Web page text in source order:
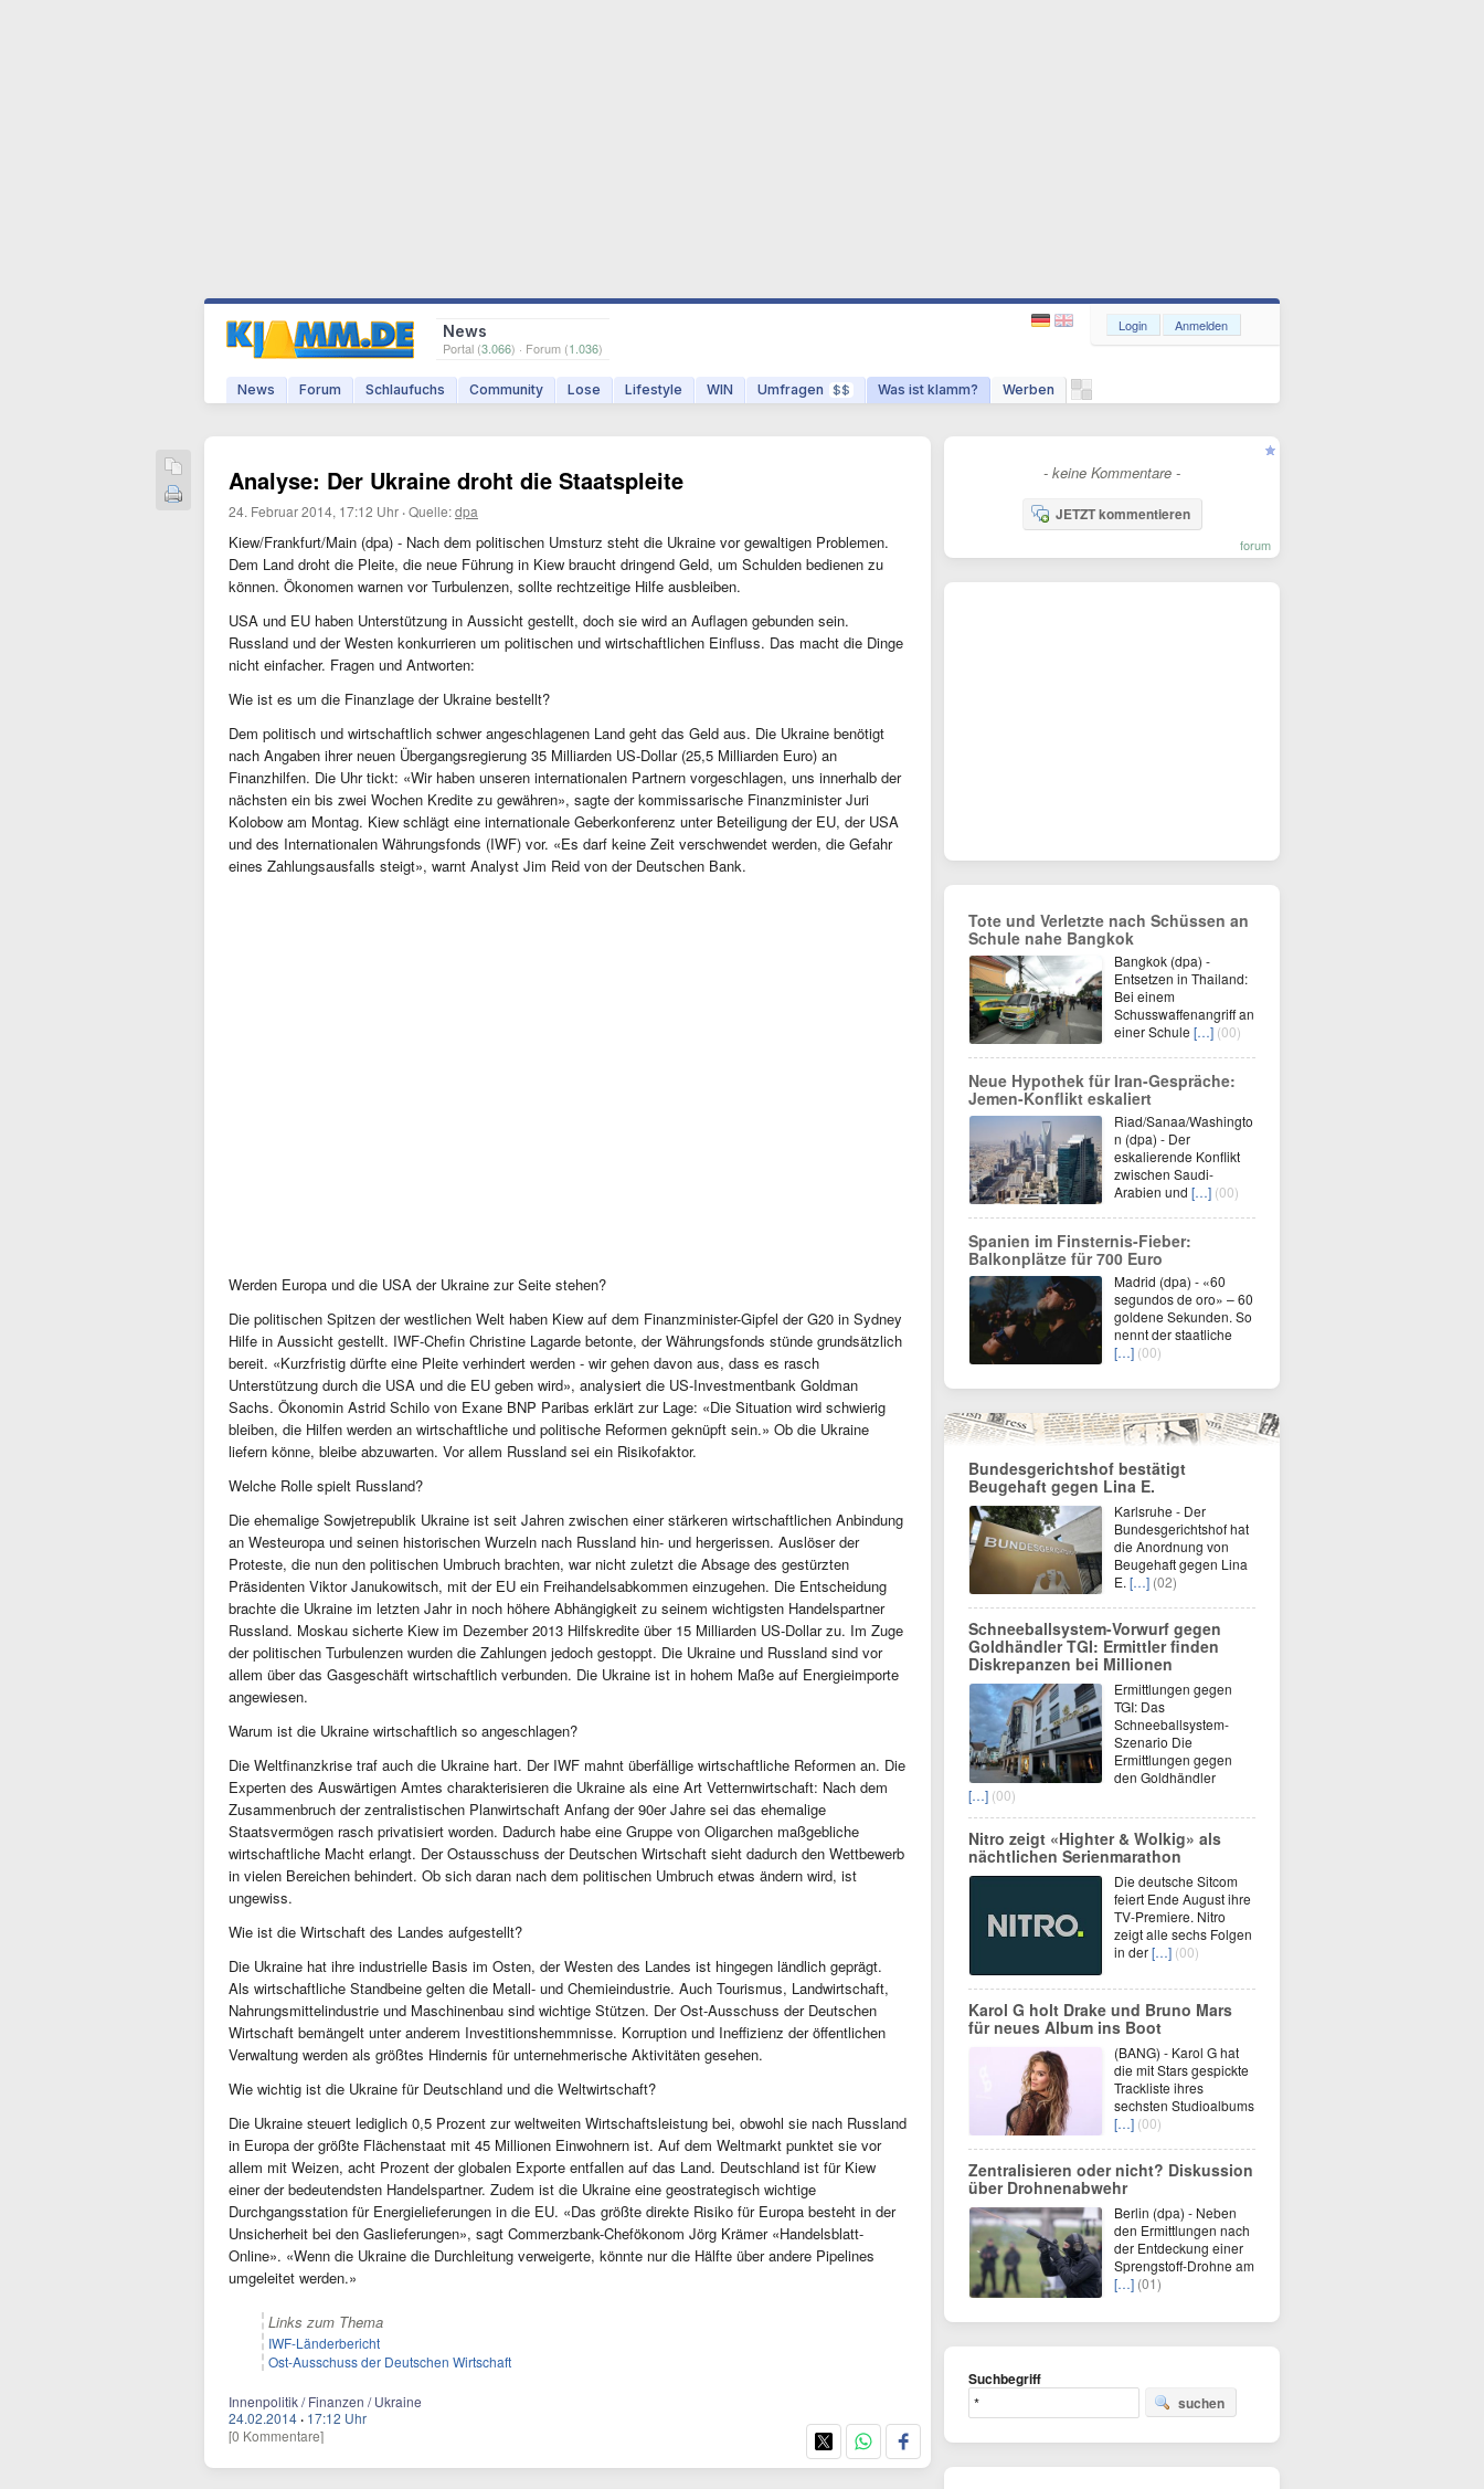
News
Portal (3.066) · Forum (1.036)
News Forum Schlaufuchs Community Lose Lifestyle WIN Umfragen $$ Was ist klamm? Werben
Login Anmelden
Analyse: Der Ukraine droht die Staatspleite
24. Februar 2014, 17:12 Uhr ·Quelle:dpa
Kiew/Frankfurt/Main (dpa) - Nach dem politischen Umsturz steht die Ukraine vor gewaltigen Problemen.
Dem Land droht die Pleite, die neue Führung in Kiew braucht dringend Geld, um Schulden bedienen zu
können. Ökonomen warnen vor Turbulenzen, sollte rechtzeitige Hilfe ausbleiben.
USA und EU haben Unterstützung in Aussicht gestellt, doch sie wird an Auflagen gebunden sein.
Russland und der Westen konkurrieren um politischen und wirtschaftlichen Einfluss. Das macht die Dinge
nicht einfacher. Fragen und Antworten:
Wie ist es um die Finanzlage der Ukraine bestellt?
Dem politisch und wirtschaftlich schwer angeschlagenen Land geht das Geld aus. Die Ukraine benötigt
nach Angaben ihrer neuen Übergangsregierung 35 Milliarden US-Dollar (25,5 Milliarden Euro) an
Finanzhilfen. Die Uhr tickt: «Wir haben unseren internationalen Partnern vorgeschlagen, uns innerhalb der
nächsten ein bis zwei Wochen Kredite zu gewähren», sagte der kommissarische Finanzminister Juri
Kolobow am Montag. Kiew schlägt eine internationale Geberkonferenz unter Beteiligung der EU, der USA
und des Internationalen Währungsfonds (IWF) vor. «Es darf keine Zeit verschwendet werden, die Gefahr
eines Zahlungsausfalls steigt», warnt Analyst Jim Reid von der Deutschen Bank.
Werden Europa und die USA der Ukraine zur Seite stehen?
Die politischen Spitzen der westlichen Welt haben Kiew auf dem Finanzminister-Gipfel der G20 in Sydney
Hilfe in Aussicht gestellt. IWF-Chefin Christine Lagarde betonte, der Währungsfonds stünde grundsätzlich
bereit. «Kurzfristig dürfte eine Pleite verhindert werden - wir gehen davon aus, dass es rasch
Unterstützung durch die USA und die EU geben wird», analysiert die US-Investmentbank Goldman
Sachs. Ökonomin Astrid Schilo von Exane BNP Paribas erklärt zur Lage: «Die Situation wird schwierig
bleiben, die Hilfen werden an wirtschaftliche und politische Reformen geknüpft sein.» Ob die Ukraine
liefern könne, bleibe abzuwarten. Vor allem Russland sei ein Risikofaktor.
Welche Rolle spielt Russland?
Die ehemalige Sowjetrepublik Ukraine ist seit Jahren zwischen einer stärkeren wirtschaftlichen Anbindung
an Westeuropa und seinen historischen Wurzeln nach Russland hin- und hergerissen. Auslöser der
Proteste, die nun den politischen Umbruch brachten, war nicht zuletzt die Absage des gestürzten
Präsidenten Viktor Janukowitsch, mit der EU ein Freihandelsabkommen einzugehen. Die Entscheidung
brachte die Ukraine im letzten Jahr in noch höhere Abhängigkeit zu seinem wichtigsten Handelspartner
Russland. Moskau sicherte Kiew im Dezember 2013 Hilfskredite über 15 Milliarden US-Dollar zu. Im Zuge
der politischen Turbulenzen wurden die Zahlungen jedoch gestoppt. Die Ukraine und Russland sind vor
allem über das Gasgeschäft wirtschaftlich verbunden. Die Ukraine ist in hohem Maße auf Energieimporte
angewiesen.
Warum ist die Ukraine wirtschaftlich so angeschlagen?
Die Weltfinanzkrise traf auch die Ukraine hart. Der IWF mahnt überfällige wirtschaftliche Reformen an. Die
Experten des Auswärtigen Amtes charakterisieren die Ukraine als eine Art Vetternwirtschaft: Nach dem
Zusammenbruch der zentralistischen Planwirtschaft Anfang der 90er Jahre sei das ehemalige
Staatsvermögen rasch privatisiert worden. Dadurch habe eine Gruppe von Oligarchen maßgebliche
wirtschaftliche Macht erlangt. Der Ostausschuss der Deutschen Wirtschaft sieht dadurch den Wettbewerb
in vielen Bereichen behindert. Ob sich daran nach dem politischen Umbruch etwas ändern wird, ist
ungewiss.
Wie ist die Wirtschaft des Landes aufgestellt?
Die Ukraine hat ihre industrielle Basis im Osten, der Westen des Landes ist hingegen ländlich geprägt.
Als wirtschaftliche Standbeine gelten die Metall- und Chemieindustrie. Auch Tourismus, Landwirtschaft,
Nahrungsmittelindustrie und Maschinenbau sind wichtige Stützen. Der Ost-Ausschuss der Deutschen
Wirtschaft bemängelt unter anderem Investitionshemmnisse. Korruption und Ineffizienz der öffentlichen
Verwaltung werden als größtes Hindernis für unternehmerische Aktivitäten gesehen.
Wie wichtig ist die Ukraine für Deutschland und die Weltwirtschaft?
Die Ukraine steuert lediglich 0,5 Prozent zur weltweiten Wirtschaftsleistung bei, obwohl sie nach Russland
in Europa der größte Flächenstaat mit 45 Millionen Einwohnern ist. Auf dem Weltmarkt punktet sie vor
allem mit Weizen, acht Prozent der globalen Exporte entfallen auf das Land. Deutschland ist für Kiew
einer der bedeutendsten Handelspartner. Zudem ist die Ukraine eine geostrategisch wichtige
Durchgangsstation für Energielieferungen in die EU. «Das größte direkte Risiko für Europa besteht in der
Unsicherheit bei den Gaslieferungen», sagt Commerzbank-Chefökonom Jörg Krämer «Handelsblatt-
Online». «Wenn die Ukraine die Durchleitung verweigerte, könnte nur die Hälfte über andere Pipelines
umgeleitet werden.»
Links zum Thema
IWF-Länderbericht
Ost-Ausschuss der Deutschen Wirtschaft
Innenpolitik / Finanzen / Ukraine
24.02.2014 · 17:12 Uhr
[0 Kommentare]
- keine Kommentare -
JETZT kommentieren
forum
Tote und Verletzte nach Schüssen an
Schule nahe Bangkok
Bangkok (dpa) -
Entsetzen in Thailand:
Bei einem
Schusswaffenangriff an
einer Schule […] (00)
Neue Hypothek für Iran-Gespräche:
Jemen-Konflikt eskaliert
Riad/Sanaa/Washingto
n (dpa) - Der
eskalierende Konflikt
zwischen Saudi-
Arabien und […] (00)
Spanien im Finsternis-Fieber:
Balkonplätze für 700 Euro
Madrid (dpa) - «60
segundos de oro» – 60
goldene Sekunden. So
nennt der staatliche
[…] (00)
Bundesgerichtshof bestätigt
Beugehaft gegen Lina E.
Karlsruhe - Der
Bundesgerichtshof hat
die Anordnung von
Beugehaft gegen Lina
E. […] (02)
Schneeballsystem-Vorwurf gegen
Goldhändler TGI: Ermittler finden
Diskrepanzen bei Millionen
Ermittlungen gegen
TGI: Das
Schneeballsystem-
Szenario Die
Ermittlungen gegen
den Goldhändler
[…] (00)
Nitro zeigt «Highter & Wolkig» als
nächtlichen Serienmarathon
Die deutsche Sitcom
feiert Ende August ihre
TV-Premiere. Nitro
zeigt alle sechs Folgen
in der[…] (00)
Karol G holt Drake und Bruno Mars
für neues Album ins Boot
(BANG) - Karol G hat
die mit Stars gespickte
Trackliste ihres
sechsten Studioalbums
[…] (00)
Zentralisieren oder nicht? Diskussion
über Drohnenabwehr
Berlin (dpa) - Neben
den Ermittlungen nach
der Entdeckung einer
Sprengstoff-Drohne am
[…] (01)
Suchbegriff
suchen